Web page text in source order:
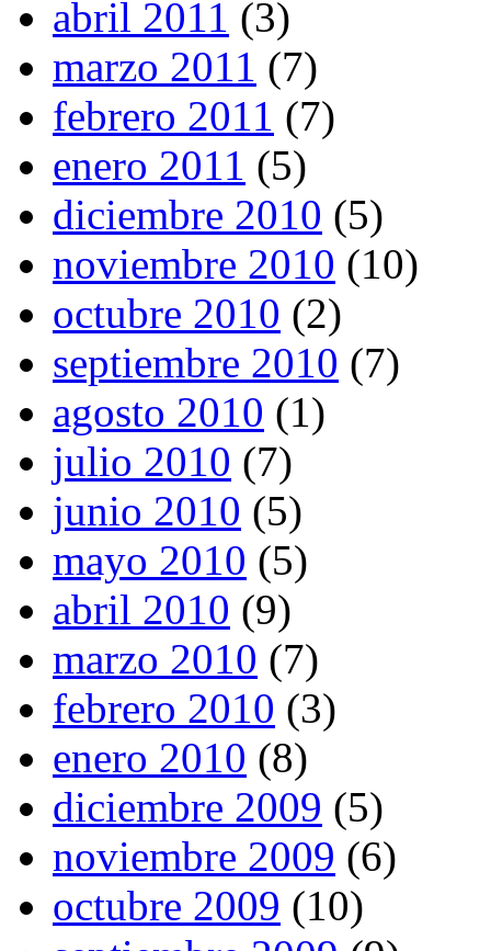
abril 2011 (3)
marzo 2011 (7)
febrero 2011 (7)
enero 2011 (5)
diciembre 2010 (5)
noviembre 2010 (10)
octubre 2010 (2)
septiembre 2010 (7)
agosto 2010 (1)
julio 2010 (7)
junio 2010 (5)
mayo 2010 (5)
abril 2010 (9)
marzo 2010 (7)
febrero 2010 (3)
enero 2010 (8)
diciembre 2009 (5)
noviembre 2009 (6)
octubre 2009 (10)